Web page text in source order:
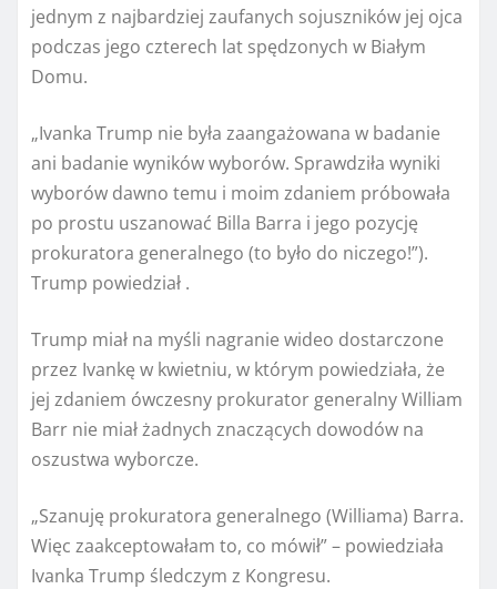
jednym z najbardziej zaufanych sojuszników jej ojca
podczas jego czterech lat spędzonych w Białym
Domu.
„Ivanka Trump nie była zaangażowana w badanie
ani badanie wyników wyborów. Sprawdziła wyniki
wyborów dawno temu i moim zdaniem próbowała
po prostu uszanować Billa Barra i jego pozycję
prokuratora generalnego (to było do niczego!”).
Trump powiedział .
Trump miał na myśli nagranie wideo dostarczone
przez Ivankę w kwietniu, w którym powiedziała, że ​​
jej zdaniem ówczesny prokurator generalny William
Barr nie miał żadnych znaczących dowodów na
oszustwa wyborcze.
„Szanuję prokuratora generalnego (Williama) Barra.
Więc zaakceptowałam to, co mówił” – powiedziała
Ivanka Trump śledczym z Kongresu.